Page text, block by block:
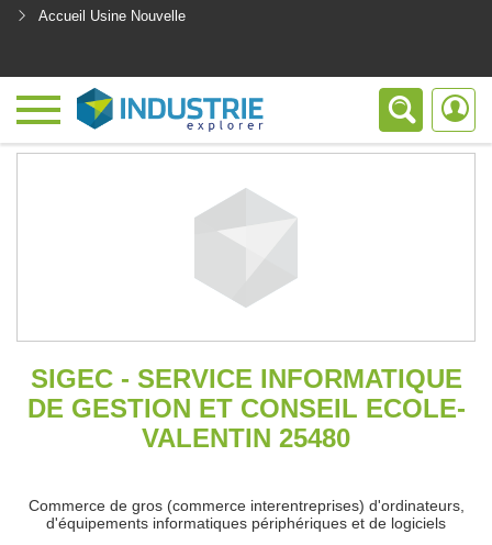
Accueil Usine Nouvelle
SIGEC - SERVICE INFORMATIQUE
DE GESTION ET CONSEIL ECOLE-
VALENTIN 25480
Commerce de gros (commerce interentreprises) d'ordinateurs,
d'équipements informatiques périphériques et de logiciels